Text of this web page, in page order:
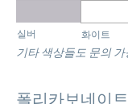
실버 화이트
기타 색상들도 문의
폴리카보네이